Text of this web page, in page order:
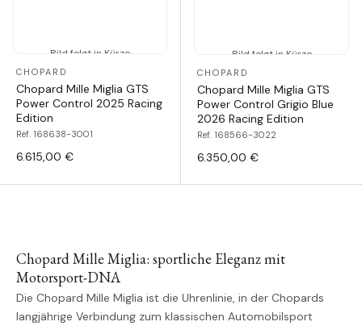
Bild folgt in Kürze
CHOPARD
Chopard Mille Miglia GTS
Power Control 2025 Racing
Edition
Ref. 168638-3001
6.615,00 €
Bild folgt in Kürze
CHOPARD
Chopard Mille Miglia GTS
Power Control Grigio Blue
2026 Racing Edition
Ref. 168566-3022
6.350,00 €
Chopard Mille Miglia: sportliche Eleganz mit
Motorsport-DNA
Die Chopard Mille Miglia ist die Uhrenlinie, in der Chopards
langjährige Verbindung zum klassischen Automobilsport